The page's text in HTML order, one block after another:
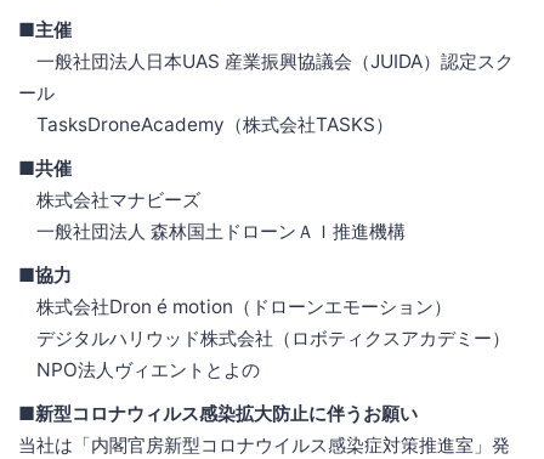
■主催
一般社団法人日本UAS 産業振興協議会（JUIDA）認定スク
ール
TasksDroneAcademy（株式会社TASKS）
■共催
株式会社マナビーズ
一般社団法人 森林国土ドローンＡＩ推進機構
■協力
株式会社Dron é motion（ドローンエモーション）
デジタルハリウッド株式会社（ロボティクスアカデミー）
NPO法人ヴィエントとよの
■新型コロナウィルス感染拡大防止に伴うお願い
当社は「内閣官房新型コロナウイルス感染症対策推進室」発